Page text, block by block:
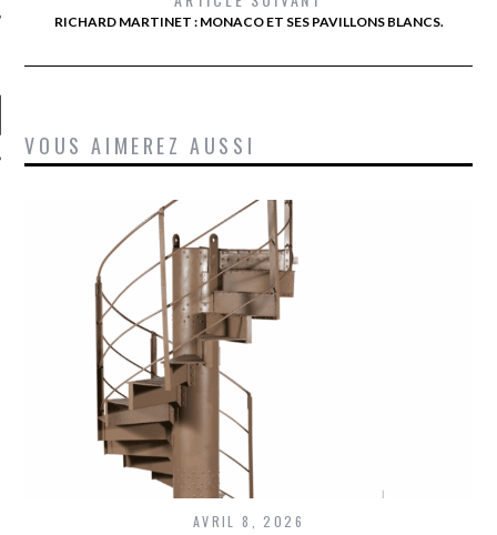
RICHARD MARTINET : MONACO ET SES PAVILLONS BLANCS.
VOUS AIMEREZ AUSSI
AVRIL 8, 2026